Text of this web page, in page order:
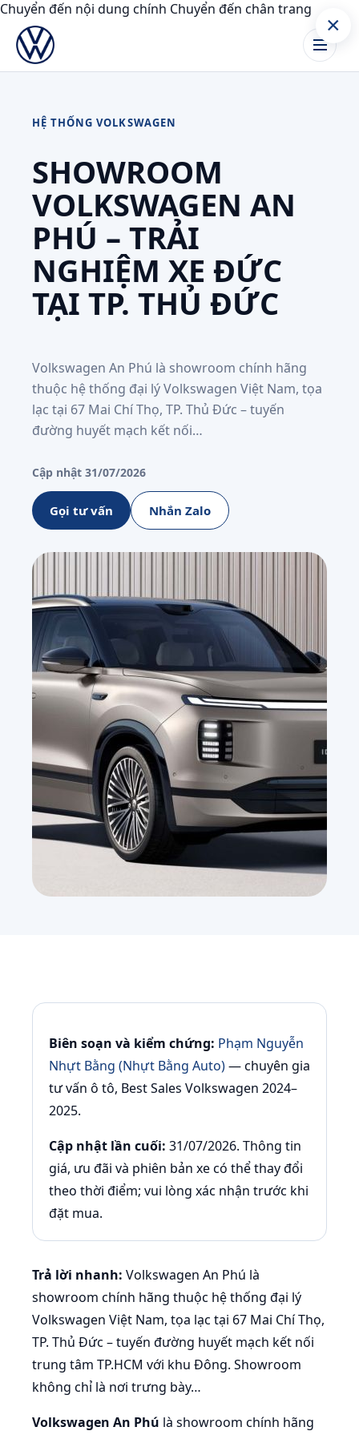
Chuyển đến nội dung chính Chuyển đến chân trang
HỆ THỐNG VOLKSWAGEN
SHOWROOM
VOLKSWAGEN AN
PHÚ – TRẢI
NGHIỆM XE ĐỨC
TẠI TP. THỦ ĐỨC
Volkswagen An Phú là showroom chính hãng
thuộc hệ thống đại lý Volkswagen Việt Nam, tọa
lạc tại 67 Mai Chí Thọ, TP. Thủ Đức – tuyến
đường huyết mạch kết nối…
Cập nhật 31/07/2026
Gọi tư vấn Nhắn Zalo
Biên soạn và kiểm chứng: Phạm Nguyễn
Nhựt Bằng (Nhựt Bằng Auto)— chuyên gia
tư vấn ô tô, Best Sales Volkswagen 2024–
2025.
Cập nhật lần cuối: 31/07/2026. Thông tin
giá, ưu đãi và phiên bản xe có thể thay đổi
theo thời điểm; vui lòng xác nhận trước khi
đặt mua.
Trả lời nhanh: Volkswagen An Phú là
showroom chính hãng thuộc hệ thống đại lý
Volkswagen Việt Nam, tọa lạc tại 67 Mai Chí Thọ,
TP. Thủ Đức – tuyến đường huyết mạch kết nối
trung tâm TP.HCM với khu Đông. Showroom
không chỉ là nơi trưng bày…
Volkswagen An Phú là showroom chính hãng
×